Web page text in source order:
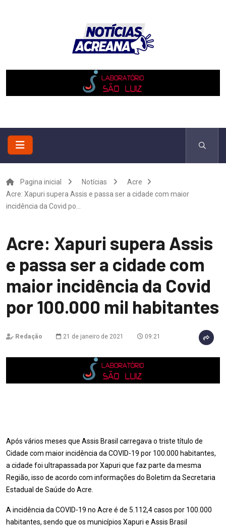
Pagina inicial Notícias
Acre
Acre: Xapuri supera Assis e passa ser a cidade com maior
incidência da Covid po...
Acre: Xapuri supera Assis
e passa ser a cidade com
maior incidência da Covid
por 100.000 mil habitantes
Redação 21 de janeiro de 2021 09:21
Após vários meses que Assis Brasil carregava o triste título de
Cidade com maior incidência da COVID-19 por 100.000 habitantes,
a cidade foi ultrapassada por Xapuri que faz parte da mesma
Região, isso de acordo com informações do Boletim da Secretaria
Estadual de Saúde do Acre.
A incidência da COVID-19 no Acre é de 5.112,4 casos por 100.000
habitantes, sendo que os municípios Xapuri e Assis Brasil